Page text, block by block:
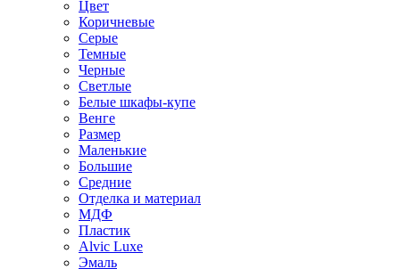
Цвет
Коричневые
Серые
Темные
Черные
Светлые
Белые шкафы-купе
Венге
Размер
Маленькие
Большие
Средние
Отделка и материал
МДФ
Пластик
Alvic Luxe
Эмаль